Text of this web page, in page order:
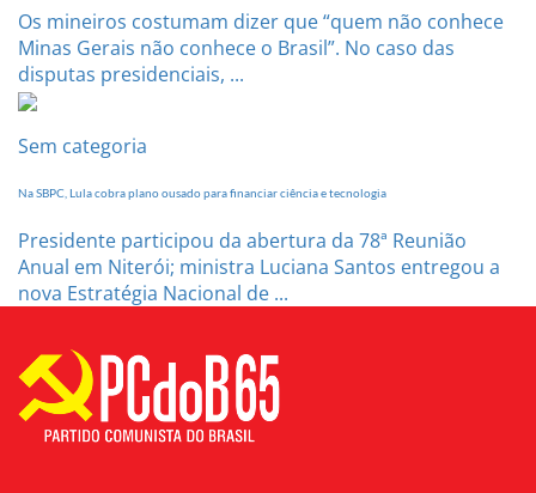
Os mineiros costumam dizer que “quem não conhece
Minas Gerais não conhece o Brasil”. No caso das
disputas presidenciais, ...
Sem categoria
Na SBPC, Lula cobra plano ousado para financiar ciência e tecnologia
Presidente participou da abertura da 78ª Reunião
Anual em Niterói; ministra Luciana Santos entregou a
nova Estratégia Nacional de ...